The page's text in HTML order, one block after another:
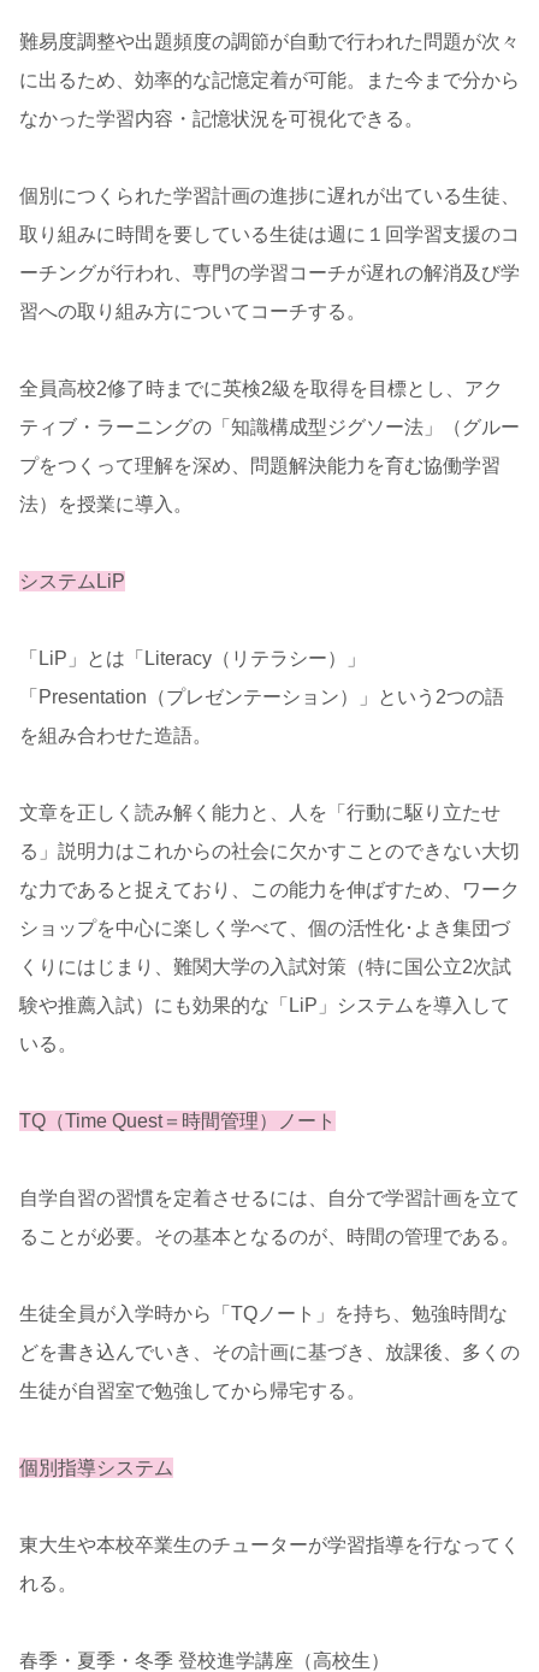
難易度調整や出題頻度の調節が自動で行われた問題が次々
に出るため、効率的な記憶定着が可能。また今まで分から
なかった学習内容・記憶状況を可視化できる。
個別につくられた学習計画の進捗に遅れが出ている生徒、
取り組みに時間を要している生徒は週に１回学習支援のコ
ーチングが行われ、専門の学習コーチが遅れの解消及び学
習への取り組み方についてコーチする。
全員高校2修了時までに英検2級を取得を目標とし、アク
ティブ・ラーニングの「知識構成型ジグソー法」（グルー
プをつくって理解を深め、問題解決能力を育む協働学習
法）を授業に導入。
システムLiP
「LiP」とは「Literacy（リテラシー）」
「Presentation（プレゼンテーション）」という2つの語
を組み合わせた造語。
文章を正しく読み解く能力と、人を「行動に駆り立たせ
る」説明力はこれからの社会に欠かすことのできない大切
な力であると捉えており、この能力を伸ばすため、ワーク
ショップを中心に楽しく学べて、個の活性化･よき集団づ
くりにはじまり、難関大学の入試対策（特に国公立2次試
験や推薦入試）にも効果的な「LiP」システムを導入して
いる。
TQ（Time Quest＝時間管理）ノート
自学自習の習慣を定着させるには、自分で学習計画を立て
ることが必要。その基本となるのが、時間の管理である。
生徒全員が入学時から「TQノート」を持ち、勉強時間な
どを書き込んでいき、その計画に基づき、放課後、多くの
生徒が自習室で勉強してから帰宅する。
個別指導システム
東大生や本校卒業生のチューターが学習指導を行なってく
れる。
春季・夏季・冬季 登校進学講座（高校生）